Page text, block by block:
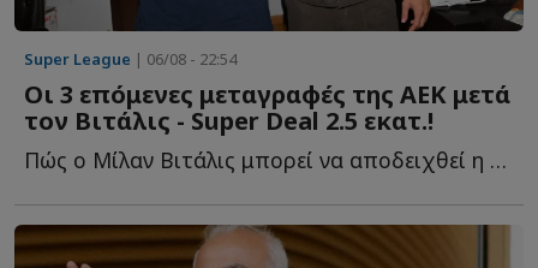
Super League | 06/08 - 22:54
Οι 3 επόμενες μεταγραφές της ΑΕΚ μετά
τον Βιτάλις - Super Deal 2.5 εκατ.!
Πώς ο Μίλαν Βιτάλις μπορεί να αποδειχθεί η μεταγραφή τ...